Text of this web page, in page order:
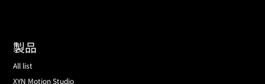
製品
All list
XYN Motion Studio